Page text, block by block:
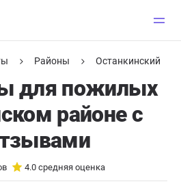
Районы Останкинский
для пожилых
районе с
4.0 средняя оценка